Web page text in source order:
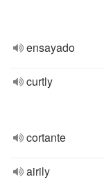
ensayado
curtly
cortante
airily